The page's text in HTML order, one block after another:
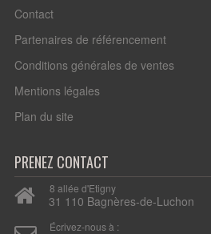
Contact
Partenaires de référencement
Conditions générales de ventes
Mentions légales
Plan du site
PRENEZ CONTACT
8 allée d'Etigny
31 110 Bagnères-de-Luchon
Écrivez-nous à :